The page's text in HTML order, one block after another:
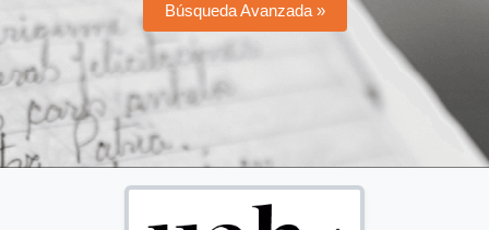
Búsqueda Avanzada »